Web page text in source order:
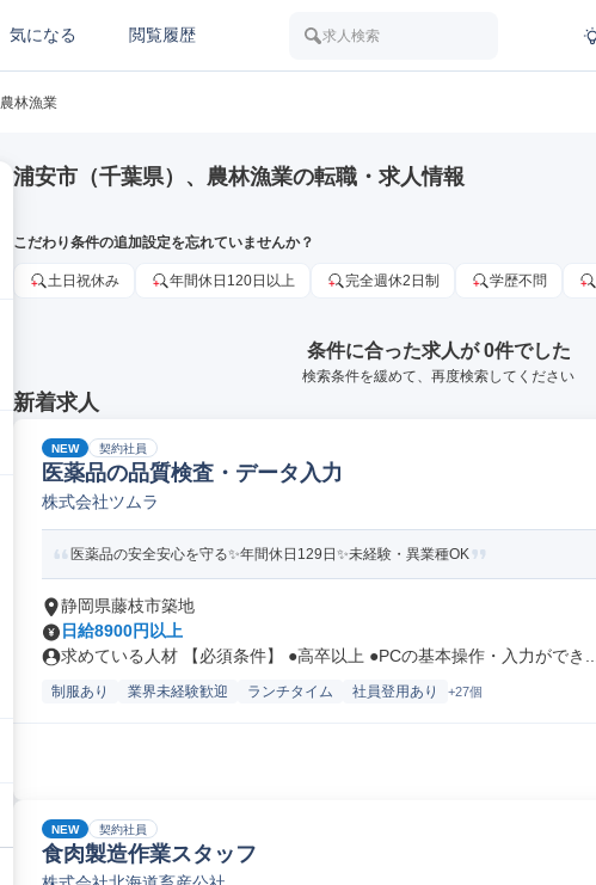
気になる 閲覧履歴 求人検索
農林漁業
浦安市（千葉県）、農林漁業の転職・求人情報
こだわり条件の追加設定を忘れていませんか？
土日祝休み 年間休日120日以上 完全週休2日制 学歴不問
条件に合った求人が 0件でした
検索条件を緩めて、再度検索してください
新着求人
NEW 契約社員
医薬品の品質検査・データ入力
株式会社ツムラ
医薬品の安全安心を守る✨年間休日129日✨未経験・異業種OK
静岡県藤枝市築地
日給8900円以上
求めている人材 【必須条件】 ●高卒以上 ●PCの基本操作・入力ができ...
制服あり 業界未経験歓迎 ランチタイム 社員登用あり +27個
NEW 契約社員
食肉製造作業スタッフ